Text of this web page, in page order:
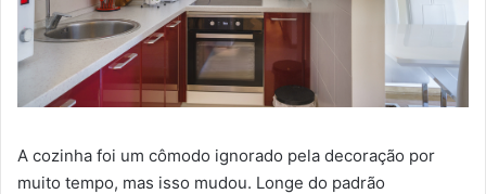
A cozinha foi um cômodo ignorado pela decoração por
muito tempo, mas isso mudou. Longe do padrão